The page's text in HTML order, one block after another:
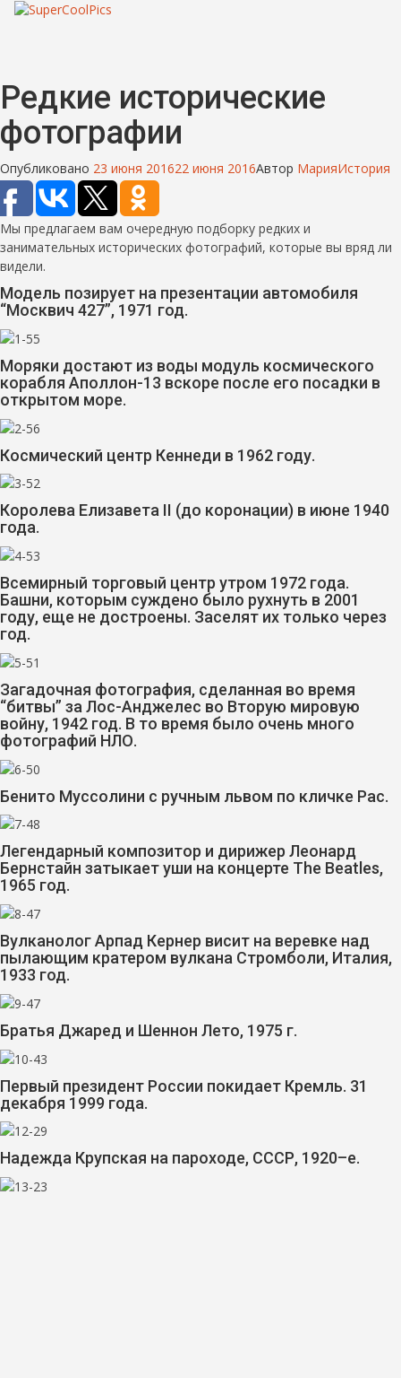
Редкие исторические
фотографии
Опубликовано 23 июня 201622 июня 2016Автор МарияИстория
Мы предлагаем вам очередную подборку редких и
занимательных исторических фотографий, которые вы вряд ли
видели.
Модель позирует на презентации автомобиля
“Москвич 427”, 1971 год.
Моряки достают из воды модуль космического
корабля Аполлон-13 вскоре после его посадки в
открытом море.
Космический центр Кеннеди в 1962 году.
Королева Елизавета II (до коронации) в июне 1940
года.
Всемирный торговый центр утром 1972 года.
Башни, которым суждено было рухнуть в 2001
году, еще не достроены. Заселят их только через
год.
Загадочная фотография, сделанная во время
“битвы” за Лос-Анджелес во Вторую мировую
войну, 1942 год. В то время было очень много
фотографий НЛО.
Бенито Муссолини с ручным львом по кличке Рас.
Легендарный композитор и дирижер Леонард
Бернстайн затыкает уши на концерте The Beatles,
1965 год.
Вулканолог Арпад Кернер висит на веревке над
пылающим кратером вулкана Стромболи, Италия,
1933 год.
Братья Джаред и Шеннон Лето, 1975 г.
Первый президент России покидает Кремль. 31
декабря 1999 года.
Надежда Крупская на пароходе, СССР, 1920–е.